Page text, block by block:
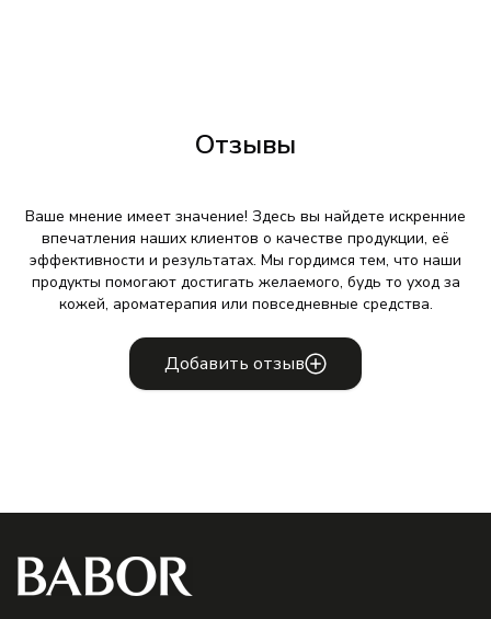
Отзывы
Ваше мнение имеет значение! Здесь вы найдете искренние
впечатления наших клиентов о качестве продукции, её
эффективности и результатах. Мы гордимся тем, что наши
продукты помогают достигать желаемого, будь то уход за
кожей, ароматерапия или повседневные средства.
Добавить отзыв